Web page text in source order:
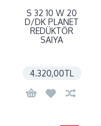
S 32 10 W 20
D/DK PLANET
REDÜKTÖR
SAIYA
4.320,00TL